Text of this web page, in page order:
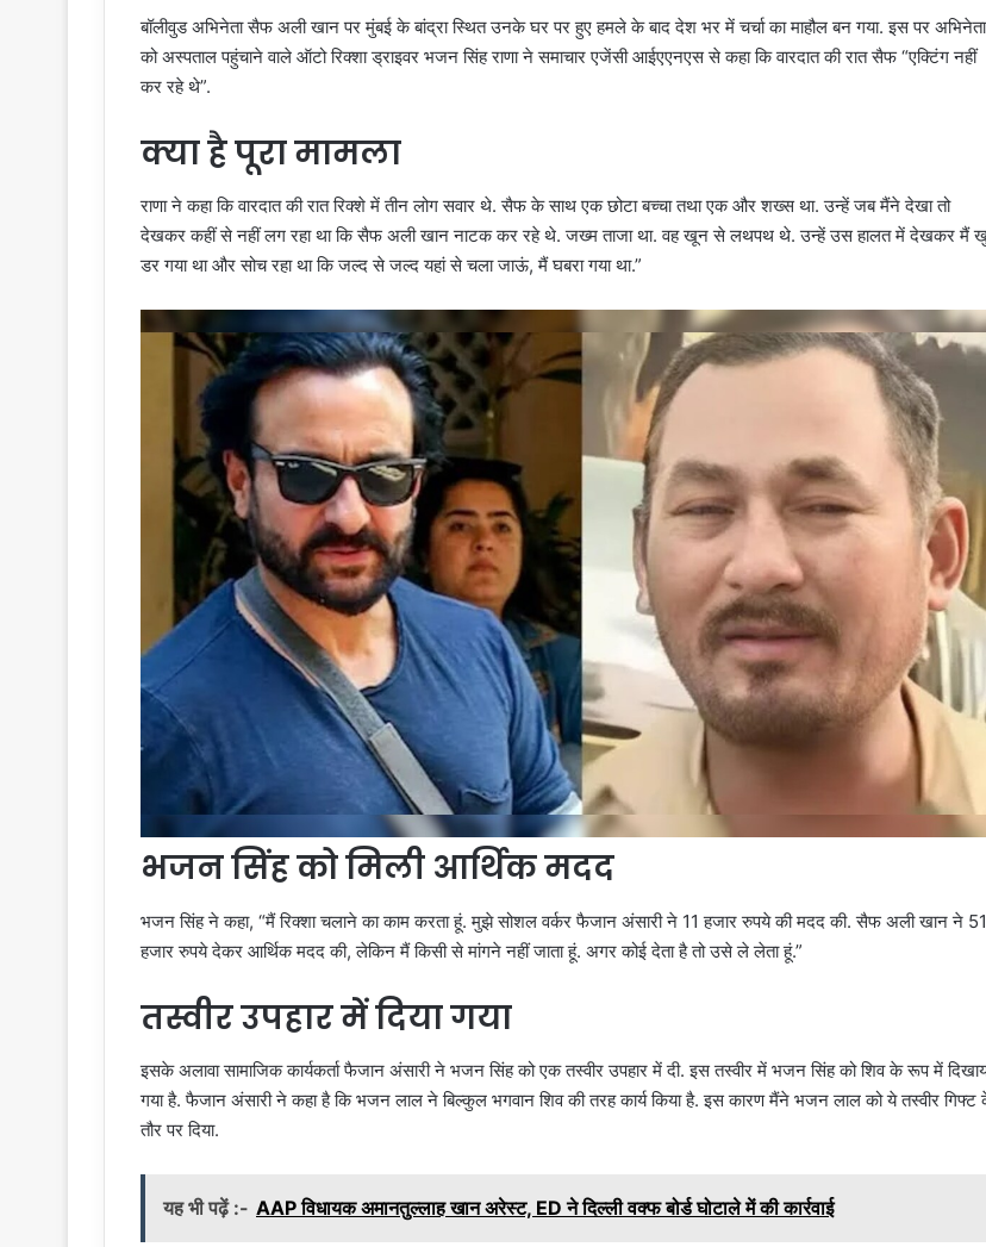
बॉलीवुड अभिनेता सैफ अली खान पर मुंबई के बांद्रा स्थित उनके घर पर हुए हमले के बाद देश भर में चर्चा का माहौल बन गया. इस पर अभिनेता
को अस्पताल पहुंचाने वाले ऑटो रिक्शा ड्राइवर भजन सिंह राणा ने समाचार एजेंसी आईएएनएस से कहा कि वारदात की रात सैफ “एक्टिंग नहीं
कर रहे थे”.
क्या है पूरा मामला
राणा ने कहा कि वारदात की रात रिक्शे में तीन लोग सवार थे. सैफ के साथ एक छोटा बच्चा तथा एक और शख्स था. उन्हें जब मैंने देखा तो
देखकर कहीं से नहीं लग रहा था कि सैफ अली खान नाटक कर रहे थे. जख्म ताजा था. वह खून से लथपथ थे. उन्हें उस हालत में देखकर मैं
डर गया था और सोच रहा था कि जल्द से जल्द यहां से चला जाऊं, मैं घबरा गया था.”
भजन सिंह को मिली आर्थिक मदद
भजन सिंह ने कहा, “मैं रिक्शा चलाने का काम करता हूं. मुझे सोशल वर्कर फैजान अंसारी ने 11 हजार रुपये की मदद की. सैफ अली खान ने 51
हजार रुपये देकर आर्थिक मदद की, लेकिन मैं किसी से मांगने नहीं जाता हूं. अगर कोई देता है तो उसे ले लेता हूं.”
तस्वीर उपहार में दिया गया
इसके अलावा सामाजिक कार्यकर्ता फैजान अंसारी ने भजन सिंह को एक तस्वीर उपहार में दी. इस तस्वीर में भजन सिंह को शिव के रूप में
गया है. फैजान अंसारी ने कहा है कि भजन लाल ने बिल्कुल भगवान शिव की तरह कार्य किया है. इस कारण मैंने भजन लाल को ये तस्वीर गिफ्ट
तौर पर दिया.
यह भी पढ़ें :- AAP विधायक अमानतुल्लाह खान अरेस्ट, ED ने दिल्ली वक्फ बोर्ड घोटाले में की कार्रवाई